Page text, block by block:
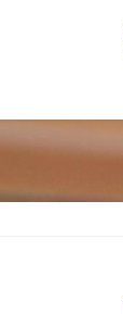
ツ
に
動
シ
ョ
に